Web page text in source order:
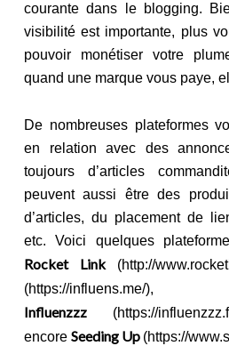
courante dans le blogging.
visibilité est importante, plus
pouvoir monétiser votre
quand une marque vous paye,
De nombreuses plateformes
en relation avec des
toujours d’articles
peuvent aussi être des
d’articles, du placement de
etc. Voici quelques
Rocket Link (http://
(https://
Influenzzz(https://
encore Seeding Up (https://